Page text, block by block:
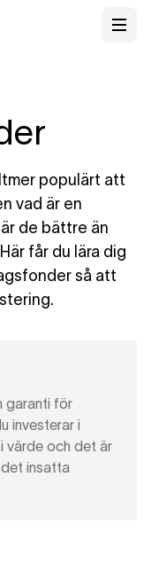
populärt att
vad är en
de bättre än
får du lära dig
så att
garanti för
investerar i
värde och det är
insatta